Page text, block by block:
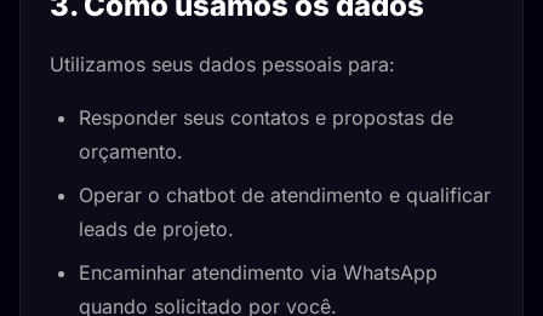
Utilizamos seus dados pessoais para:
Responder seus contatos e propostas de
orçamento.
Operar o chatbot de atendimento e qualificar
leads de projeto.
Encaminhar atendimento via WhatsApp
quando solicitado por você.